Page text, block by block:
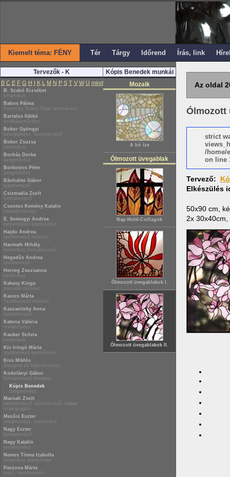
Kiemelt téma: FÉNY Tér Tárgy Időrend Írás, link
Tervezők - K
B C E F G H I K L M N P S T V W Ü mind
B. Szabó Erzsébet
keramikus
Babos Pálma
Ferenczy Noémi Díjas iparművész
Bartalus Ildikó
szobrászművész
Bokor Gyöngyi
belsőépítész, formatervező
Bokor Zsuzsa
keramikus
Borbás Dorka
üvegművész
Borkovics Péter
üvegművész
Bánhalmi Gábor
bútortervező
Csizmadia Zsolt
formatervező
Csontos Kemény Katalin
mozaikművész
E. Somogyi Andrea
selyemfestő iparművész
Hajdu Andrea
textiltervező művész
Harmath Mihály
keramikus formatervező
Hegedűs Andrea
textiltervező
Herceg Zsuzsanna
kerámikus
Kakasy Kinga
porcelán művész
Kanics Márta
Textiltervező művész
Kaszanitzky Anna
formatervező
Katona Valéria
textilművész
Kauker Szilvia
kerámikus
Kis Iringó Márta
textiltervező iparművész
Kiss Miklós
Designer és képzőművész
Kodolányi Gábor
formatervező designer
Kópis Benedek
üvegművész
Macsali Zsolt
lakberendező, bútortervező, faipari
szakújságíró
Mezősi Eszter
üvegművész, restaurátor
Nagy Eszter
formatervező
Nagy Katalin
textilművész
Nemes Tímea Izabella
keramikus iparművész
Paczona Márta
festő, textiltervező
Kópis Benedek munkái
Mozaik
A hó íze
Ólmozott üvegablak
Nap-Hold-Csillagok
Ólmozott üvegablakok I.
Ólmozott üvegablakok II.
Az oldal
Ólmozott
strict
/home/
on line
Tervező:
Elkészülés
50x90 cm,
2x